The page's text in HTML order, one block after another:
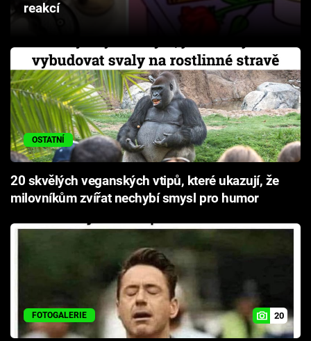
Pořady
TV Program
Sledujte prima+
Přihlášení
Sledujte nás
reakcí
OSTATNÍ
20 skvělých veganských vtipů, které ukazují, že
milovníkům zvířat nechybí smysl pro humor
FOTOGALERIE 20